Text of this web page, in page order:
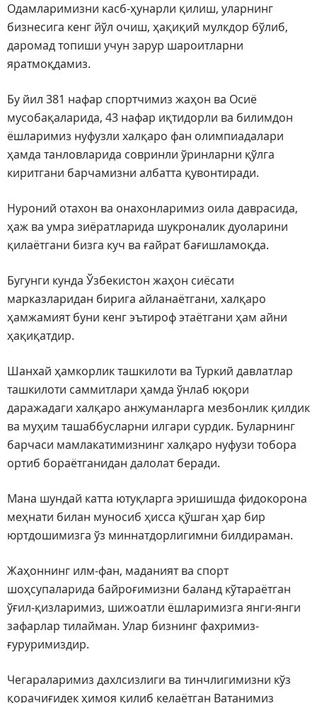
Одамларимизни касб-ҳунарли қилиш, уларнинг
бизнесига кенг йўл очиш, ҳақиқий мулкдор бўлиб,
даромад топиши учун зарур шароитларни
яратмоқдамиз.
Бу йил 381 нафар спортчимиз жаҳон ва Осиё
мусобақаларида, 43 нафар иқтидорли ва билимдон
ёшларимиз нуфузли халқаро фан олимпиадалари
ҳамда танловларида совринли ўринларни қўлга
киритгани барчамизни албатта қувонтиради.
Нуроний отахон ва онахонларимиз оила даврасида,
ҳаж ва умра зиёратларида шукроналик дуоларини
қилаётгани бизга куч ва ғайрат бағишламоқда.
Бугунги кунда Ўзбекистон жаҳон сиёсати
марказларидан бирига айланаётгани, халқаро
ҳамжамият буни кенг эътироф этаётгани ҳам айни
ҳақиқатдир.
Шанхай ҳамкорлик ташкилоти ва Туркий давлатлар
ташкилоти саммитлари ҳамда ўнлаб юқори
даражадаги халқаро анжуманларга мезбонлик қилдик
ва муҳим ташаббусларни илгари сурдик. Буларнинг
барчаси мамлакатимизнинг халқаро нуфузи тобора
ортиб бораётганидан далолат беради.
Мана шундай катта ютуқларга эришишда фидокорона
меҳнати билан муносиб ҳисса қўшган ҳар бир
юртдошимизга ўз миннатдорлигимни билдираман.
Жаҳоннинг илм-фан, маданият ва спорт
шоҳсупаларида байроғимизни баланд кўтараётган
ўғил-қизларимиз, шижоатли ёшларимизга янги-янги
зафарлар тилайман. Улар бизнинг фахримиз-
ғуруримиздир.
Чегараларимиз дахлсизлиги ва тинчлигимизни кўз
қорачиғидек ҳимоя қилиб келаётган Ватанимиз